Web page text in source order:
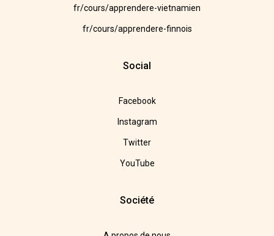
fr/cours/apprendere-vietnamien
fr/cours/apprendere-finnois
Social
Facebook
Instagram
Twitter
YouTube
Société